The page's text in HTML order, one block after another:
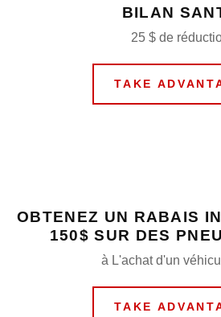
BILAN
25 $ de
TAKE
OBTENEZ UN RABAIS
150$ SUR DES
à L'achat d'un
TAKE